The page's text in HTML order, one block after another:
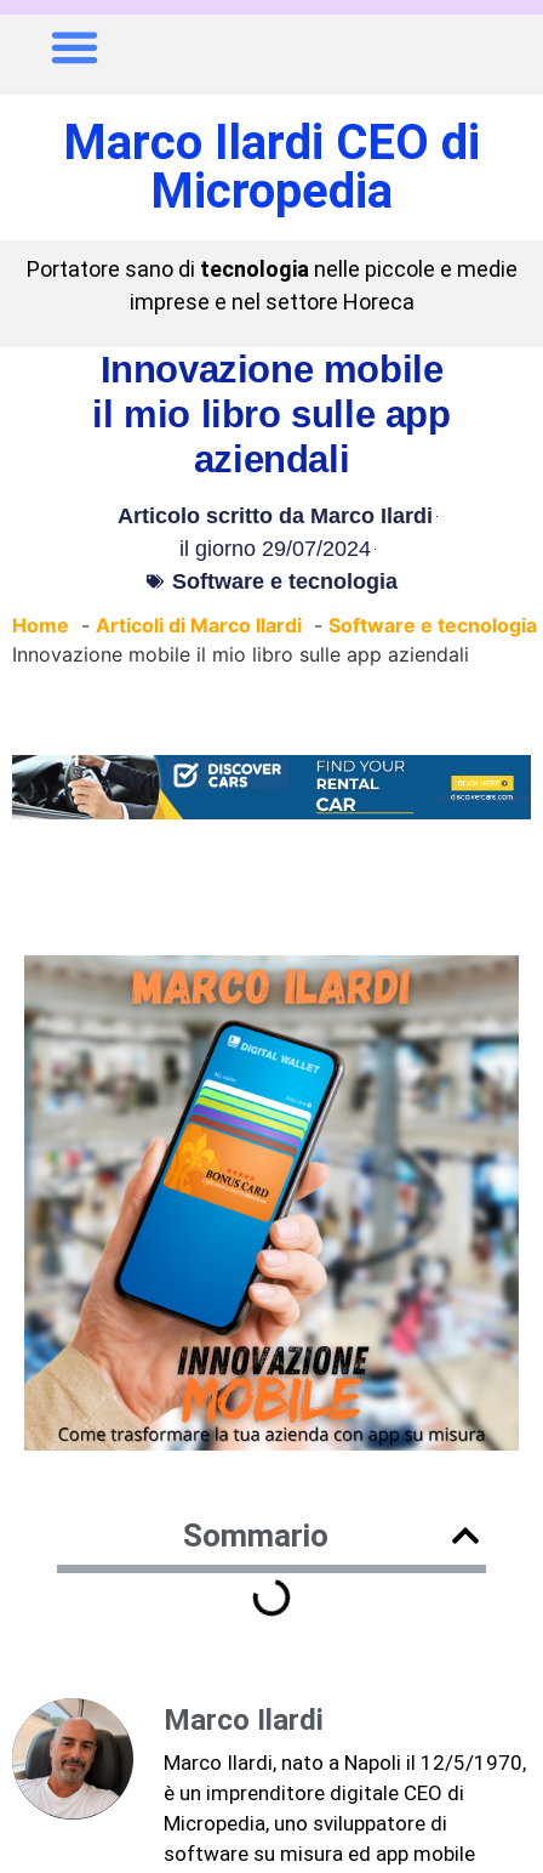
Marco Ilardi CEO di
Micropedia
Portatore sano di tecnologia nelle piccole e medie
imprese e nel settore Horeca
Innovazione mobile
il mio libro sulle app
aziendali
Articolo scritto da Marco Ilardi
il giorno 29/07/2024
Software e tecnologia
Home
Articoli di Marco Ilardi
Software e tecnologia
Innovazione mobile il mio libro sulle app aziendali
Sommario
Marco Ilardi
Marco Ilardi, nato a Napoli il 12/5/1970,
è un imprenditore digitale CEO di
Micropedia, uno sviluppatore di
software su misura ed app mobile